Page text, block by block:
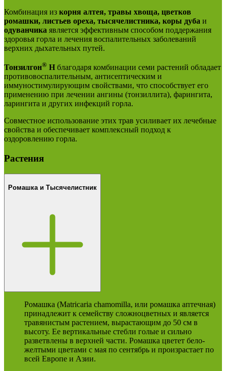
Комбинация из корня алтея, травы хвоща, цветков
ромашки, листьев ореха, тысячелистника, коры дуба и
одуванчика является эффективным способом поддержания
здоровья горла и лечения воспалительных заболеваний
верхних дыхательных путей.
Тонзилгон® Н благодаря комбинации семи растений обладает
противовоспалительным, антисептическим и
иммуностимулирующим свойствами, что способствует его
применению при лечении ангины (тонзиллита), фарингита,
ларингита и других инфекций горла.
Совместное использование этих трав усиливает их лечебные
свойства и обеспечивает комплексный подход к
оздоровлению горла.
Растения
Ромашка и Тысячелистник
Ромашка (Matricaria сhamomilla, или ромашка аптечная)
принадлежит к семейству сложноцветных и является
травянистым растением, вырастающим до 50 см в
высоту. Ее вертикальные стебли голые и сильно
разветвлены в верхней части. Ромашка цветет бело-
желтыми цветами с мая по сентябрь и произрастает по
всей Европе и Азии.